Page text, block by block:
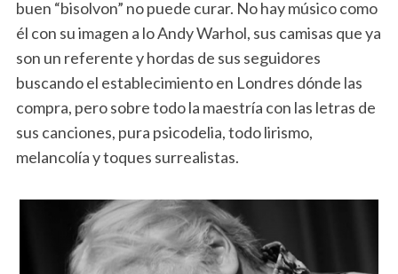
buen “bisolvon” no puede curar. No hay músico como
él con su imagen a lo Andy Warhol, sus camisas que ya
son un referente y hordas de sus seguidores
buscando el establecimiento en Londres dónde las
compra, pero sobre todo la maestría con las letras de
sus canciones, pura psicodelia, todo lirismo,
melancolía y toques surrealistas.